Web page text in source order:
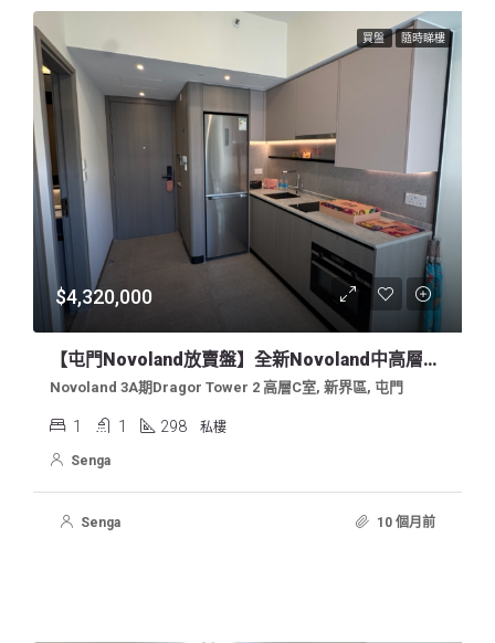
買盤 隨時睇樓
$4,320,000
【屯門novoland放賣盤】全新Novoland中高層開揚內園1房
Novoland 3A期Dragor Tower 2 高層C室, 新界區, 屯門
1 1 298 私樓
Senga
Senga 10 個月前